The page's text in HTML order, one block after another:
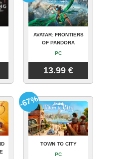
AVATAR: FRONTIERS
OF PANDORA
PC
13.99 €
TOWN TO CITY
PC
-67%